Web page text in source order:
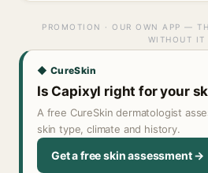
PROMOTION · OUR OWN APP —
WITHOUT IT
◆ CureSkin
Is Capixyl right for your
A free CureSkin dermatologist
skin type, climate and history.
Get a free skin assessment →